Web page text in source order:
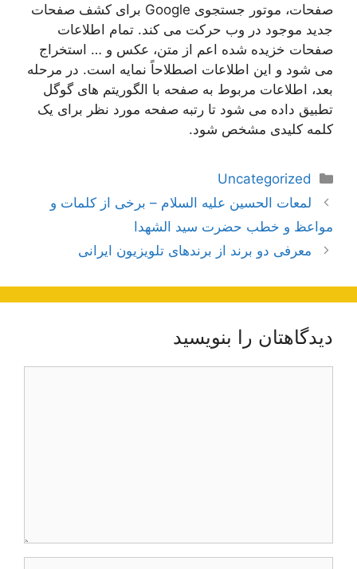
صفحات، موتور جستجوی Google برای کشف صفحات
جدید موجود در وب حرکت می کند. تمام اطلاعات
صفحات خزیده شده اعم از متن، عکس و … استخراج
می شود و این اطلاعات اصطلاحاً نمایه است. در مرحله
بعد، اطلاعات مربوط به صفحه با الگوریتم های گوگل
تطبیق داده می شود تا رتبه صفحه مورد نظر برای یک
کلمه کلیدی مشخص شود.
دسته‌ها
Uncategorized
ناوبری
نوشته‌ها
لمعات الحسین علیه السلام – برخی از کلمات و
مواعظ و خطب حضرت سید الشهدا
معرفی دو برند از برندهای تلویزیون ایرانی
دیدگاهتان را بنویسید